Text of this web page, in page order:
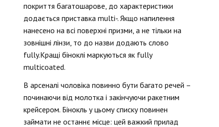
покриття багатошарове, до характеристики
додається приставка multi-. Якщо напилення
нанесено на всі поверхні призми, а не тільки на
зовнішні лінзи, то до назви додають слово
fully.Кращі біноклі маркуються як fully
multicoated.
В арсеналі чоловіка повинно бути багато речей –
починаючи від молотка і закінчуючи ракетним
крейсером. Бінокль у цьому списку повинен
займати не останнє місце: цей важкий прилад